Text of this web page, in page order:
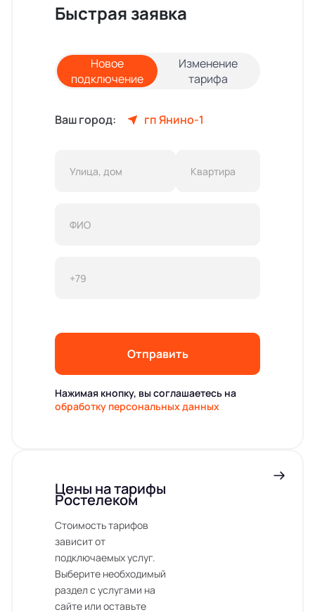
Быстрая заявка
Новое
подключение
Изменение
тарифа
Ваш город: гп Янино-1
Отправить
Нажимая кнопку, вы соглашаетесь на
обработку персональных данных
Цены на тарифы
Ростелеком
Стоимость тарифов
зависит от
подключаемых услуг.
Выберите необходимый
раздел с услугами на
сайте или оставьте